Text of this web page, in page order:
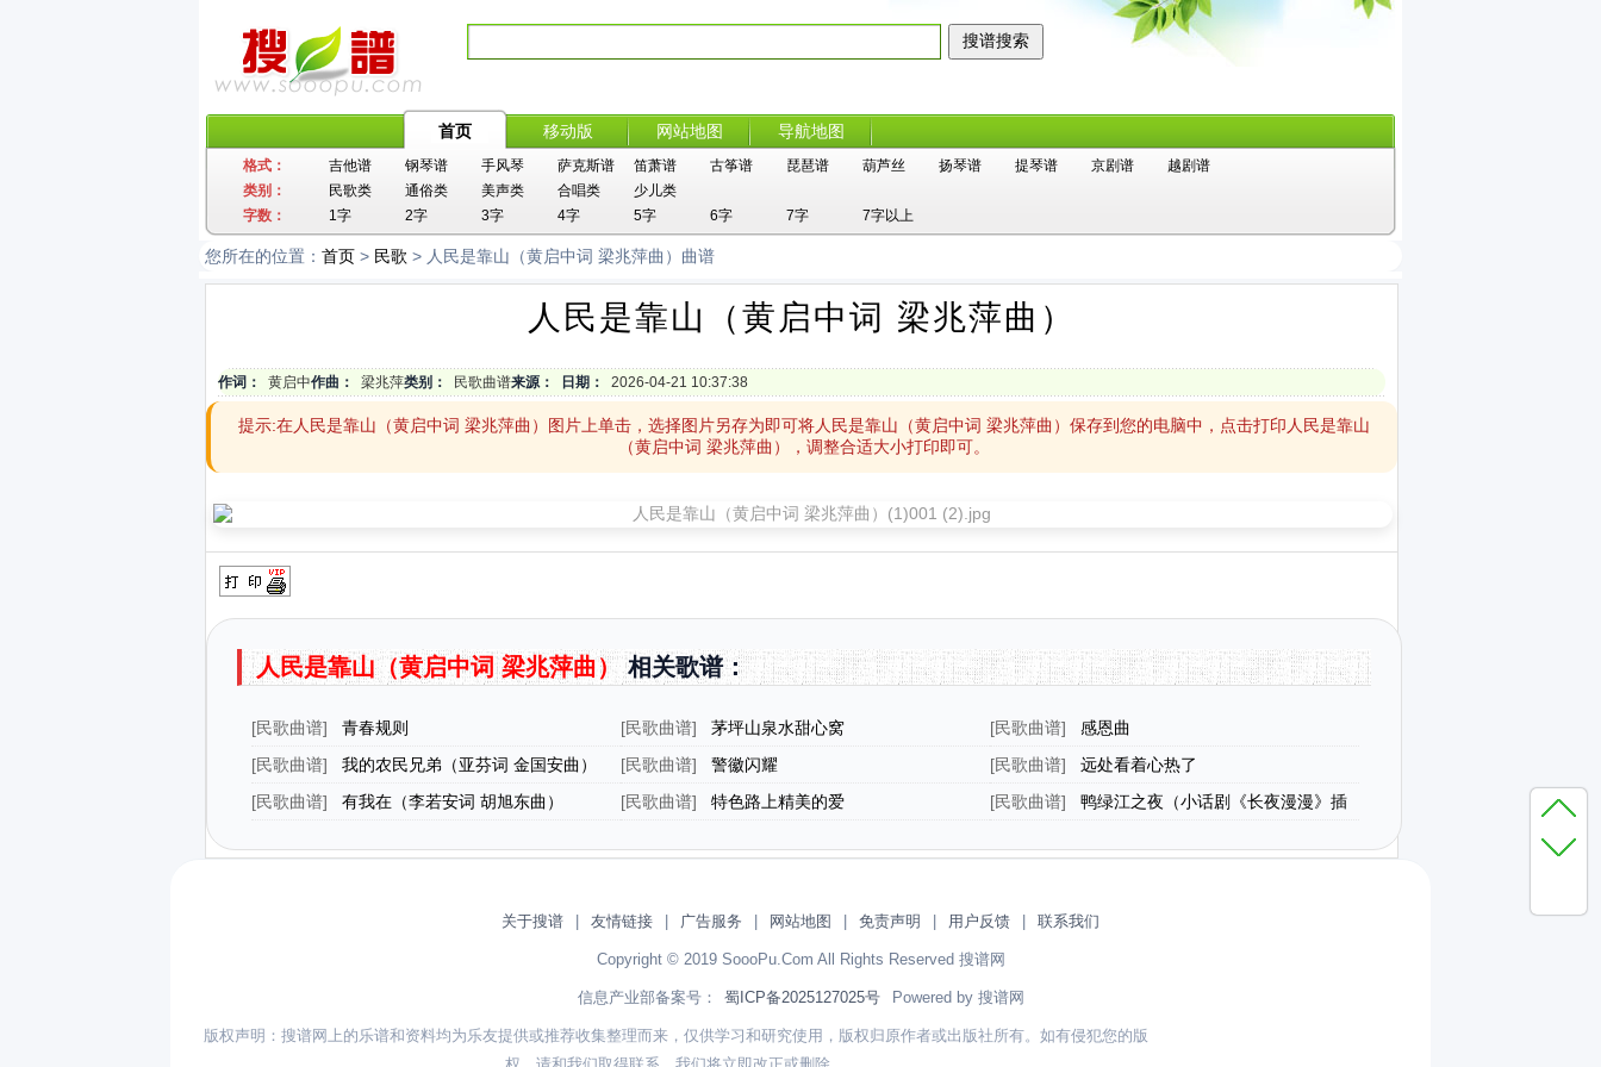
首页 移动版 网站地图 导航地图
格式： 吉他谱 钢琴谱 手风琴 萨克斯谱 笛萧谱 古筝谱 琵琶谱 葫芦丝 扬琴谱 提琴谱 京剧谱
越剧谱
类别：
民歌类 通俗类 美声类 合唱类
少儿类
字数：
1字 2字 3字 4字 5字 6字 7字 7字以上
您所在的位置： 首页 > 民歌 > 人民是靠山（黄启中词 梁兆萍曲）曲谱
人民是靠山（黄启中词 梁兆萍曲）
作词： 黄启中作曲： 梁兆萍类别： 民歌曲谱来源： 日期： 2026-04-21 10:37:38
提示:在人民是靠山（黄启中词 梁兆萍曲）图片上单击，选择图片另存为即可将人民是靠山（黄启中词 梁兆萍曲）保存到您的电脑中，点击打印人民是靠山
（黄启中词 梁兆萍曲），调整合适大小打印即可。
人民是靠山（黄启中词 梁兆萍曲）相关歌谱：
[民歌曲谱] 青春规则 [民歌曲谱] 茅坪山泉水甜心窝 [民歌曲谱]
感恩曲
[民歌曲谱] 我的农民兄弟（亚芬词 金国安曲） [民歌曲谱] 警徽闪耀 [民歌曲谱]
远处看着心热了
[民歌曲谱] 有我在（李若安词 胡旭东曲） [民歌曲谱] 特色路上精美的爱 [民歌曲谱]
鸭绿江之夜（小话剧《长夜漫漫》插
关于搜谱 友情链接 广告服务 网站地图 免责声明 用户反馈 联系我们
Copyright © 2019 SoooPu.Com All Rights Reserved 搜谱网
信息产业部备案号： 蜀ICP备2025127025号 Powered by 搜谱网
版权声明：搜谱网上的乐谱和资料均为乐友提供或推荐收集整理而来，仅供学习和研究使用，版权归原作者或出版社所有。如有侵犯您的版